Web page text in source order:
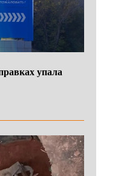
упала